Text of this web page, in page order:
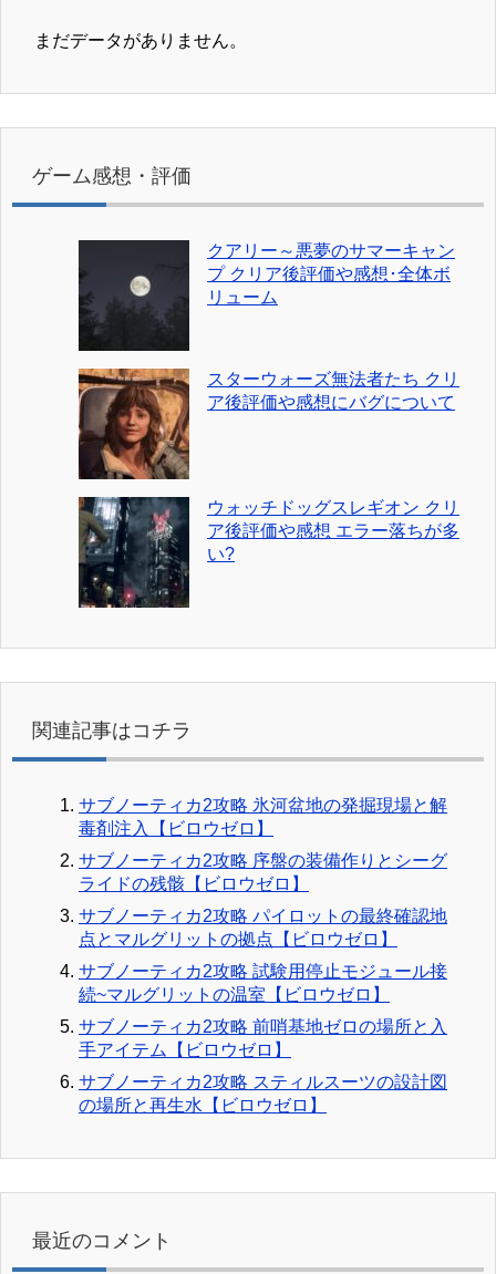
まだデータがありません。
ゲーム感想・評価
クアリー～悪夢のサマーキャン
プ クリア後評価や感想･全体ボ
リューム
スターウォーズ無法者たち クリ
ア後評価や感想にバグについて
ウォッチドッグスレギオン クリ
ア後評価や感想 エラー落ちが多
い?
関連記事はコチラ
サブノーティカ2攻略 氷河盆地の発掘現場と解
毒剤注入【ビロウゼロ】
サブノーティカ2攻略 序盤の装備作りとシーグ
ライドの残骸【ビロウゼロ】
サブノーティカ2攻略 パイロットの最終確認地
点とマルグリットの拠点【ビロウゼロ】
サブノーティカ2攻略 試験用停止モジュール接
続~マルグリットの温室【ビロウゼロ】
サブノーティカ2攻略 前哨基地ゼロの場所と入
手アイテム【ビロウゼロ】
サブノーティカ2攻略 スティルスーツの設計図
の場所と再生水【ビロウゼロ】
最近のコメント